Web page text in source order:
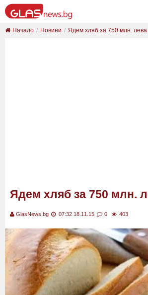
Начало Новини Ядем хляб за 750 млн. лева
Ядем хляб за 750 млн.
GlasNews.bg 07:32 18.11.15 0 403